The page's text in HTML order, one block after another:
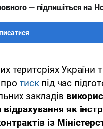
— підпишіться на
територіях України
тиск під час
закладів
як
із